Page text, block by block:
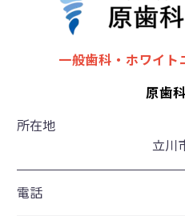
一般歯科・ホワイ
原歯
所在地
立川
電話